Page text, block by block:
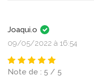
Joaqui.o
09/05/2022 à 16:54
Note de : 5 / 5